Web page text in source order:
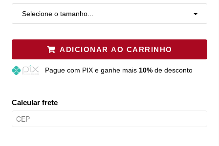
Selecione o tamanho...
ADICIONAR AO CARRINHO
Pague com PIX e ganhe mais 10%de desconto
Calcular frete